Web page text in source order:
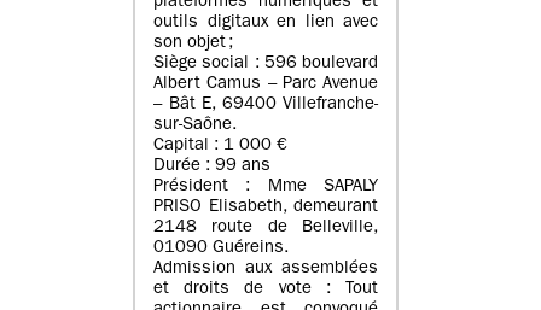
outils digitaux en lien avec
son objet ;
Siège social : 596 boulevard
Albert Camus – Parc Avenue
– Bât E, 69400 Villefranche-
sur-Saône.
Capital : 1 000 €
Durée : 99 ans
Président : Mme SAPALY
PRISO Elisabeth, demeurant
2148 route de Belleville,
01090 Guéreins.
Admission aux assemblées
et droits de vote : Tout